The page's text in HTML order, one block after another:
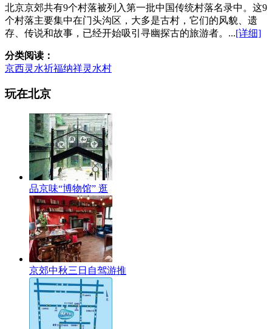
北京京郊共有9个村落被列入第一批中国传统村落名录中。这9
个村落主要集中在门头沟区，大多是古村，它们的风貌、遗
存、传说和故事，已经开始吸引寻幽探古的旅游者。...[详细]
分类阅读：
京西灵水祈福纳祥灵水村
玩在北京
品京味“博物馆” 逛
京郊中秋三日自驾游推